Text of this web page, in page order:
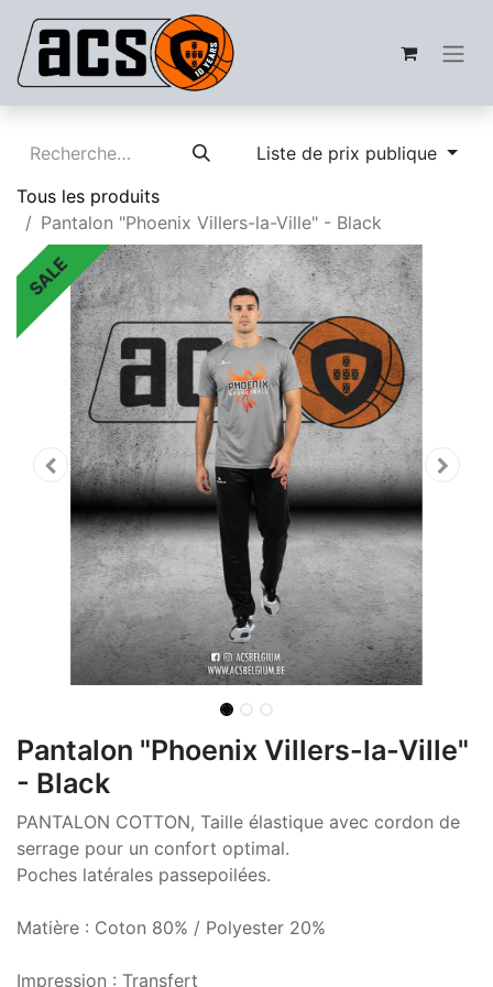
Liste de prix publique
Tous les produits
Pantalon "Phoenix Villers-la-Ville" - Black
SALE
Pantalon "Phoenix Villers-la-Ville"
- Black
PANTALON COTTON, Taille élastique avec cordon de
serrage pour un confort optimal.
Poches latérales passepoilées.
Matière : Coton 80% / Polyester 20%
Impression : Transfert